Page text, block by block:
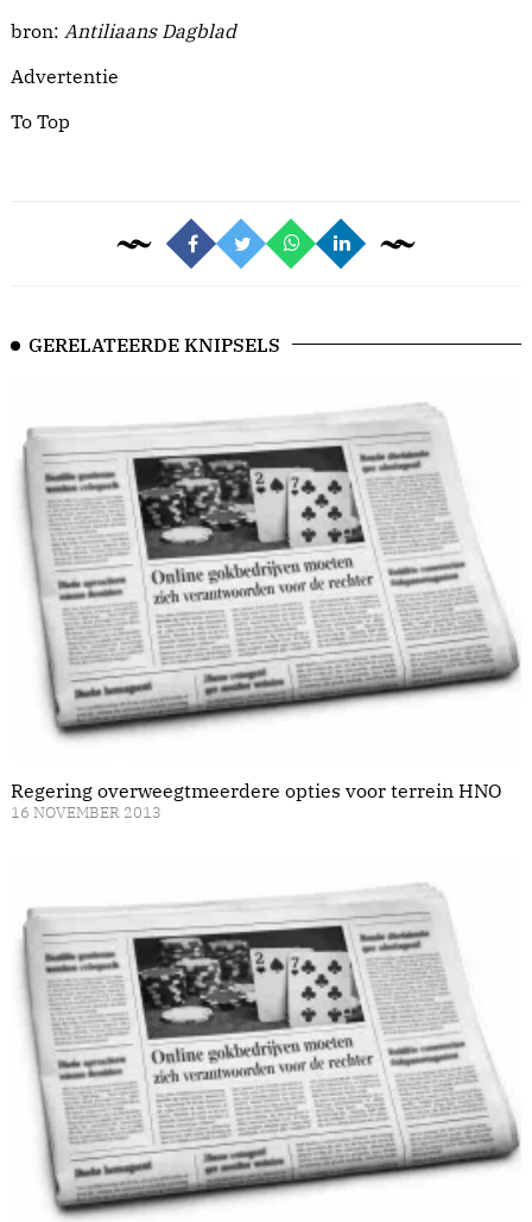
bron: Antiliaans Dagblad
Advertentie
To Top
GERELATEERDE KNIPSELS
Regering overweegtmeerdere opties voor terrein HNO
16 NOVEMBER 2013